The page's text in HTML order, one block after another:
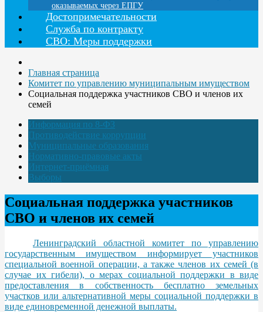
оказываемых через ЕПГУ
Достопримечательности
Служба по контракту
СВО: Меры поддержки
Главная страница
Комитет по управлению муниципальным имуществом
Социальная поддержка участников СВО и членов их
семей
Информация по 8-ФЗ
Противодействие коррупции
Муниципальные образования
Нормативно-правовые акты
Интернет-приёмная
Выборы
Социальная поддержка участников
СВО и членов их семей
Ленинградский областной комитет по управлению
государственным имуществом информирует участников
специальной военной операции, а также членов их семей (в
случае их гибели), о мерах социальной поддержки в виде
предоставления в собственность бесплатно земельных
участков или альтернативной меры социальной поддержки в
виде единовременной денежной выплаты.